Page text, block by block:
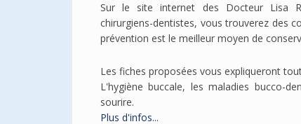
Sur le site internet des Docteur Lisa
chirurgiens-dentistes, vous trouverez des
prévention est le meilleur moyen de
Les fiches proposées vous expliqueront
L'hygiène buccale, les maladies bucco-
sourire.
Plus d'infos...